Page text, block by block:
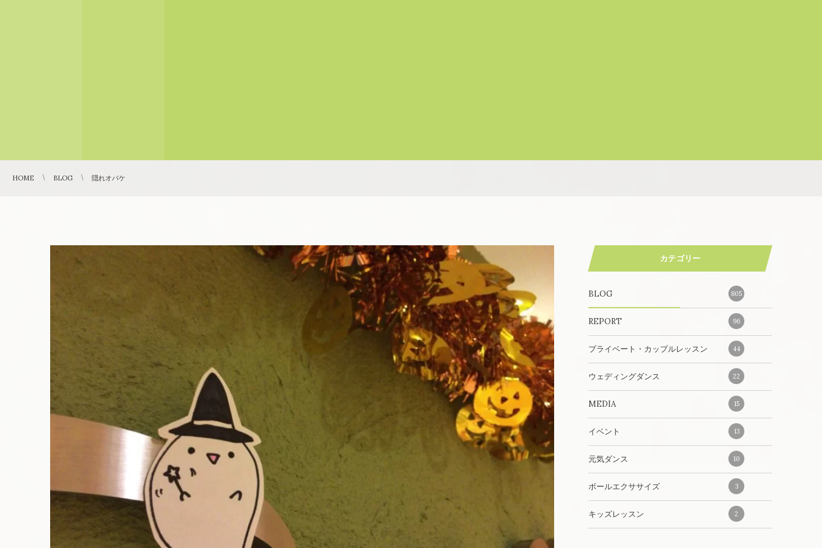
HOME BLOG 隠れオバケ
カテゴリー
BLOG 805
REPORT 96
プライベート・カップルレッスン 44
ウェディングダンス 22
MEDIA 15
イベント 13
元気ダンス 10
ボールエクササイズ 3
キッズレッスン 2